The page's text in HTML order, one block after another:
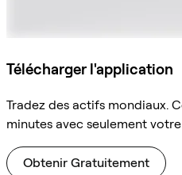
Télécharger l'application
Tradez des actifs mondiaux.
minutes avec seulement
Obtenir Gratuitement